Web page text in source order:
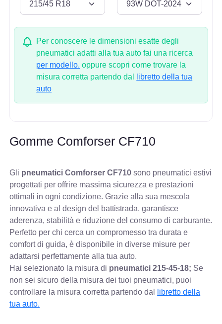
Per conoscere le dimensioni esatte degli
pneumatici adatti alla tua auto fai una ricerca
per modello. oppure scopri come trovare la
misura corretta partendo dal
libretto della tua
auto
Gomme Comforser CF710
Gli pneumatici Comforser CF710 sono pneumatici estivi
progettati per offrire massima sicurezza e prestazioni
ottimali in ogni condizione. Grazie alla sua mescola
innovativa e al design del battistrada, garantisce
aderenza, stabilità e riduzione del consumo di carburante.
Perfetto per chi cerca un compromesso tra durata e
comfort di guida, è disponibile in diverse misure per
adattarsi perfettamente alla tua auto.
Hai selezionato la misura di pneumatici215-45-18; Se
non sei sicuro della misura dei tuoi pneumatici, puoi
controllare la misura corretta partendo dal
libretto della
tua auto.